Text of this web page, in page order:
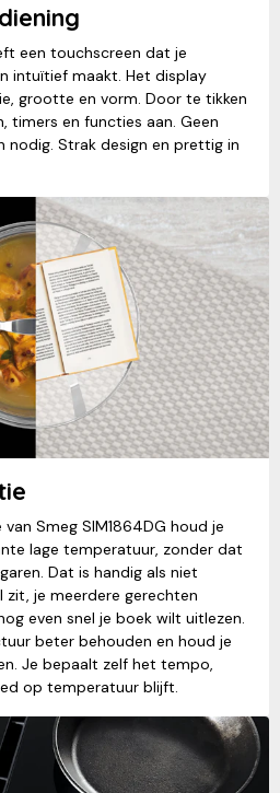
een touchscreen dat je
intuïtief maakt. Het display
grootte en vorm. Door te tikken
timers en functies aan. Geen
nodig. Strak design en prettig in
Smeg SIM1864DG houd je
lage temperatuur, zonder dat
Dat is handig als niet
zit, je meerdere gerechten
even snel je boek wilt uitlezen.
beter behouden en houd je
Je bepaalt zelf het tempo,
op temperatuur blijft.